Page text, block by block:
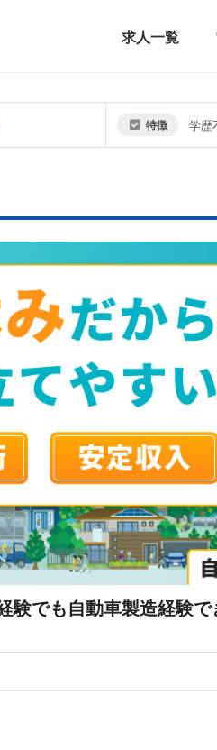
求人一覧
特徴 学歴
験でも自動車製造経験